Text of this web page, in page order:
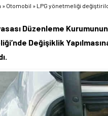
» Otomobil » LPG yönetmeliği
Düzenleme Kurumunun
Değişiklik